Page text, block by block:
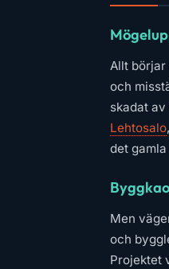
Allt börjar
och
skadat
Lehtosalo
det
Men
och
Projektet